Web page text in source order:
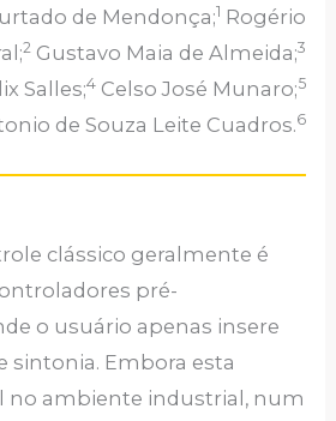
de Mendonça;1 Rogério
2Gustavo Maia de Almeida;3
Salles;4Celso José Munaro;5
de Souza Leite Cuadros.6
clássico geralmente é
pré-
o usuário apenas insere
sintonia. Embora esta
no ambiente industrial, num